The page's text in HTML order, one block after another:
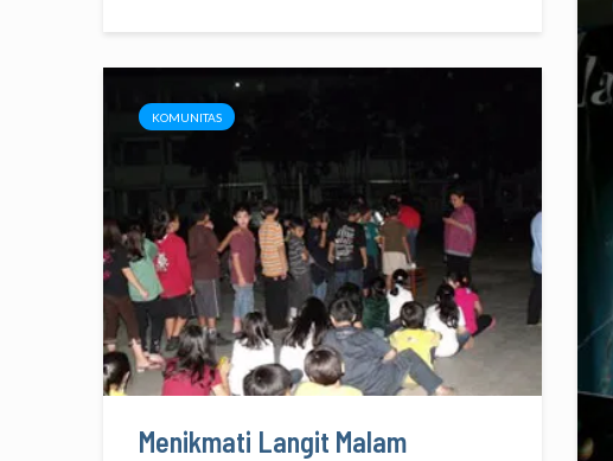
KOMUNITAS
Menikmati Langit Malam